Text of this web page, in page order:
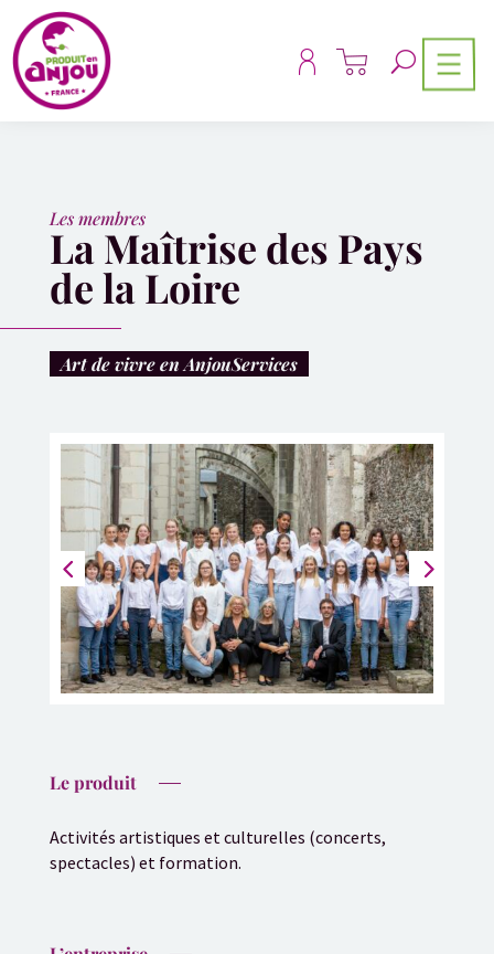
Les membres
La Maîtrise des Pays
de la Loire
Art de vivre en AnjouServices
Le produit
Activités artistiques et culturelles (concerts,
spectacles) et formation.
Panneau de gestion des cookies